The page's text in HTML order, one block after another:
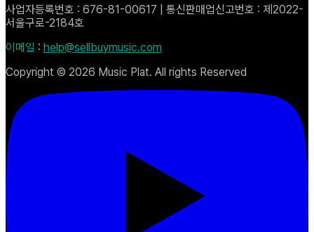
사업자등록번호 : 676-81-00617 | 통신판매업신고번호 : 제2022-
서울구로-2184호
이메일 : help@sellbuymusic.com
Copyright © 2026 Music Plat. All rights Reserved